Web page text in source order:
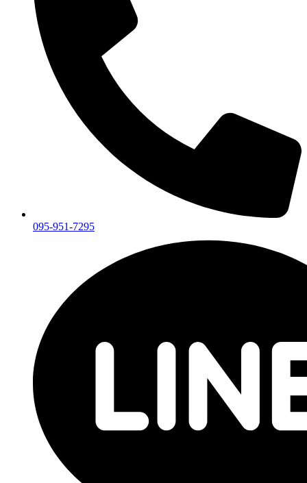
095-951-7295